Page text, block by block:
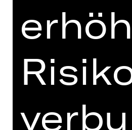
zum Nachdenken
Erzählung lädt
und Transformation
Mehr noch, es zwingt
Wert der Tradition als
hinterfragen. Aus
ist der revolutionäre